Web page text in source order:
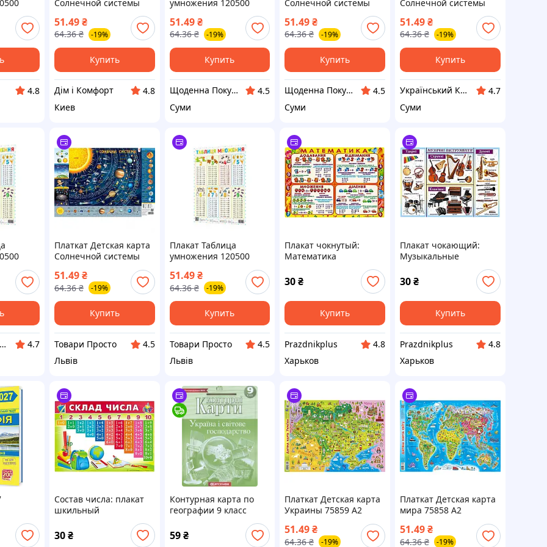
4.8
Солнечной системы
51.49₴
64.36 ₴ -19%
Купить
Дім і Комфорт
4.8
Киев
умножения 120500
51.49 ₴
64.36 ₴ -19%
Купить
Щоденна Покупка
4.5
Суми
Солнечной системы
51.49₴
64.36 ₴ -19%
Купить
Щоденна Покупка
4.5
Суми
Солнечной системы
51.49₴
64.36 ₴ -19%
Купить
Український Кошик
4.7
Суми
Український Кошик
4.7
Платкат Детская карта
Солнечной системы
51.49₴
64.36 ₴ -19%
Купить
Товари Просто
4.5
Львів
Плакат Таблица
умножения 120500
51.49 ₴
64.36 ₴ -19%
Купить
Товари Просто
4.5
Львів
Плакат чокнутый:
Математика
30₴
Купить
Рrazdnikplus
4.8
Харьков
Плакат чокающий:
Музыкальные
30₴
Купить
Рrazdnikplus
4.8
Харьков
Состав числа: плакат
шкильный
30₴
Контурная карта по
географии 9 класс
59 ₴
Платкат Детская карта
Украины 75859 А2
51.49₴
64.36 ₴ -19%
Платкат Детская карта
мира 75858 А2
51.49₴
64.36 ₴ -19%